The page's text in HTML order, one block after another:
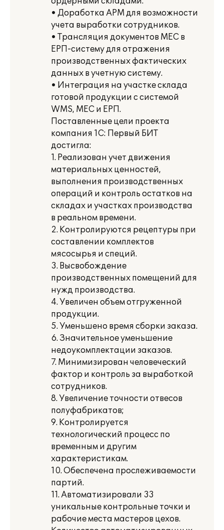
• Доработка АРМ для возможности
учета выработки сотрудников.
• Трансляция документов МЕС в
ЕРП-систему для отражения
производственных фактических
данных в учетную систему.
• Интеграция на участке склада
готовой продукции с системой
WMS, МЕС и ЕРП.
Поставленные цели проекта
компания 1С: Первый БИТ
достигла:
1. Реализован учет движения
материальных ценностей,
выполнения производственных
операций и контроль остатков на
складах и участках производства
в реальном времени.
2. Контролируются рецептуры при
составлении комплектов
мясосырья и специй.
3. Высвобождение
производственных помещений для
нужд производства.
4. Увеличен объем отгруженной
продукции.
5. Уменьшено время сборки заказа.
6. Значительное уменьшение
недоукомплектации заказов.
7. Минимизирован человеческий
фактор и контроль за выработкой
сотрудников.
8. Увеличение точности отвесов
полуфабрикатов;
9. Контролируется
технологический процесс по
временным и другим
характеристикам.
10. Обеспечена прослеживаемости
партий.
11. Автоматизировали 33
уникальные контрольные точки и
рабочие места мастеров цехов.